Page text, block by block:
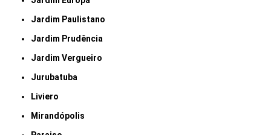
Jardim Paulistano
Jardim Prudência
Jardim Vergueiro
Jurubatuba
Liviero
Mirandópolis